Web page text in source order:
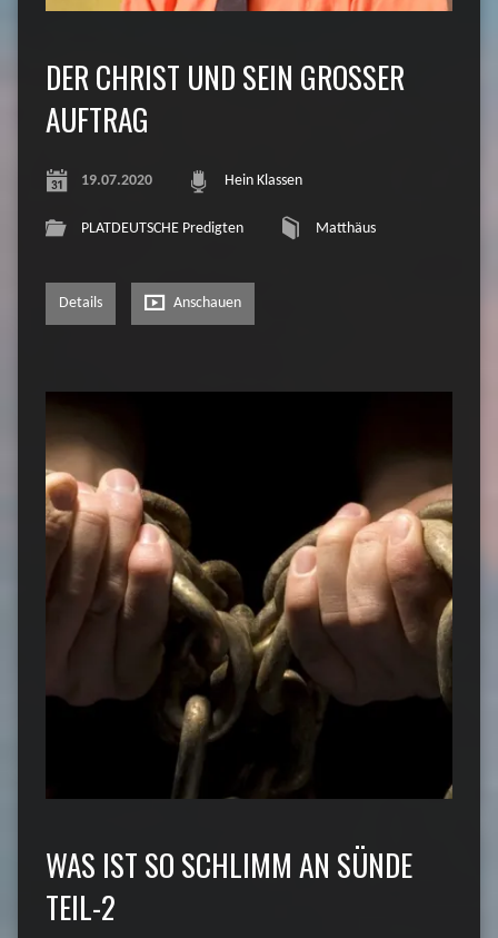
DER CHRIST UND SEIN GROSSER
AUFTRAG
19.07.2020 Hein Klassen
PLATDEUTSCHE Predigten Matthäus
Details Anschauen
WAS IST SO SCHLIMM AN SÜNDE
TEIL-2